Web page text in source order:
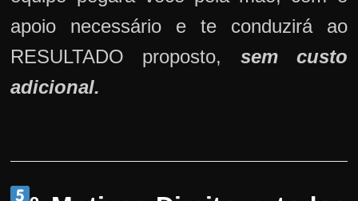
apoio necessário e te conduzirá ao
RESULTADO proposto, sem custo
adicional.